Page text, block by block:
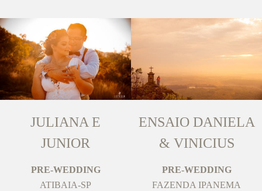
JULIANA E
JUNIOR
PRE-WEDDING
ATIBAIA-SP
ENSAIO DANIELA
& VINICIUS
PRE-WEDDING
FAZENDA IPANEMA